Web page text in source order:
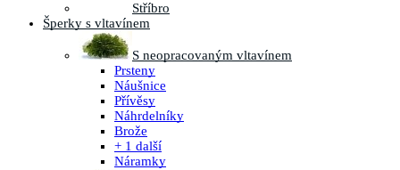
Stříbro
Šperky s vltavínem
S neopracovaným vltavínem
Prsteny
Náušnice
Přívěsy
Náhrdelníky
Brože
+ 1 další
Náramky